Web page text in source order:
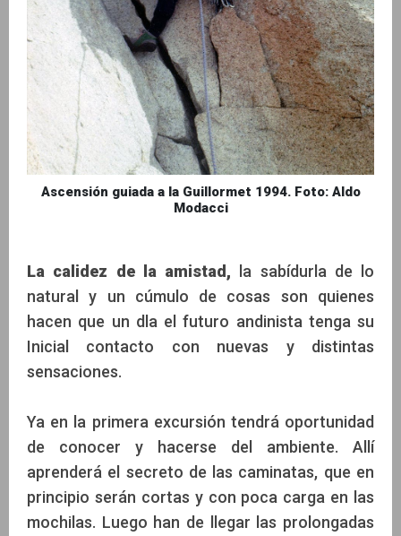
Ascensión guiada a la Guillormet 1994. Foto: Aldo
Modacci
La calidez de la amistad, la sabídurla de lo
natural y un cúmulo de cosas son quienes
hacen que un dla el futuro andinista tenga su
Inicial contacto con nuevas y distintas
sensaciones.
Ya en la primera excursión tendrá oportunidad
de conocer y hacerse del ambiente. Allí
aprenderá el secreto de las caminatas, que en
principio serán cortas y con poca carga en las
mochilas. Luego han de llegar las prolongadas